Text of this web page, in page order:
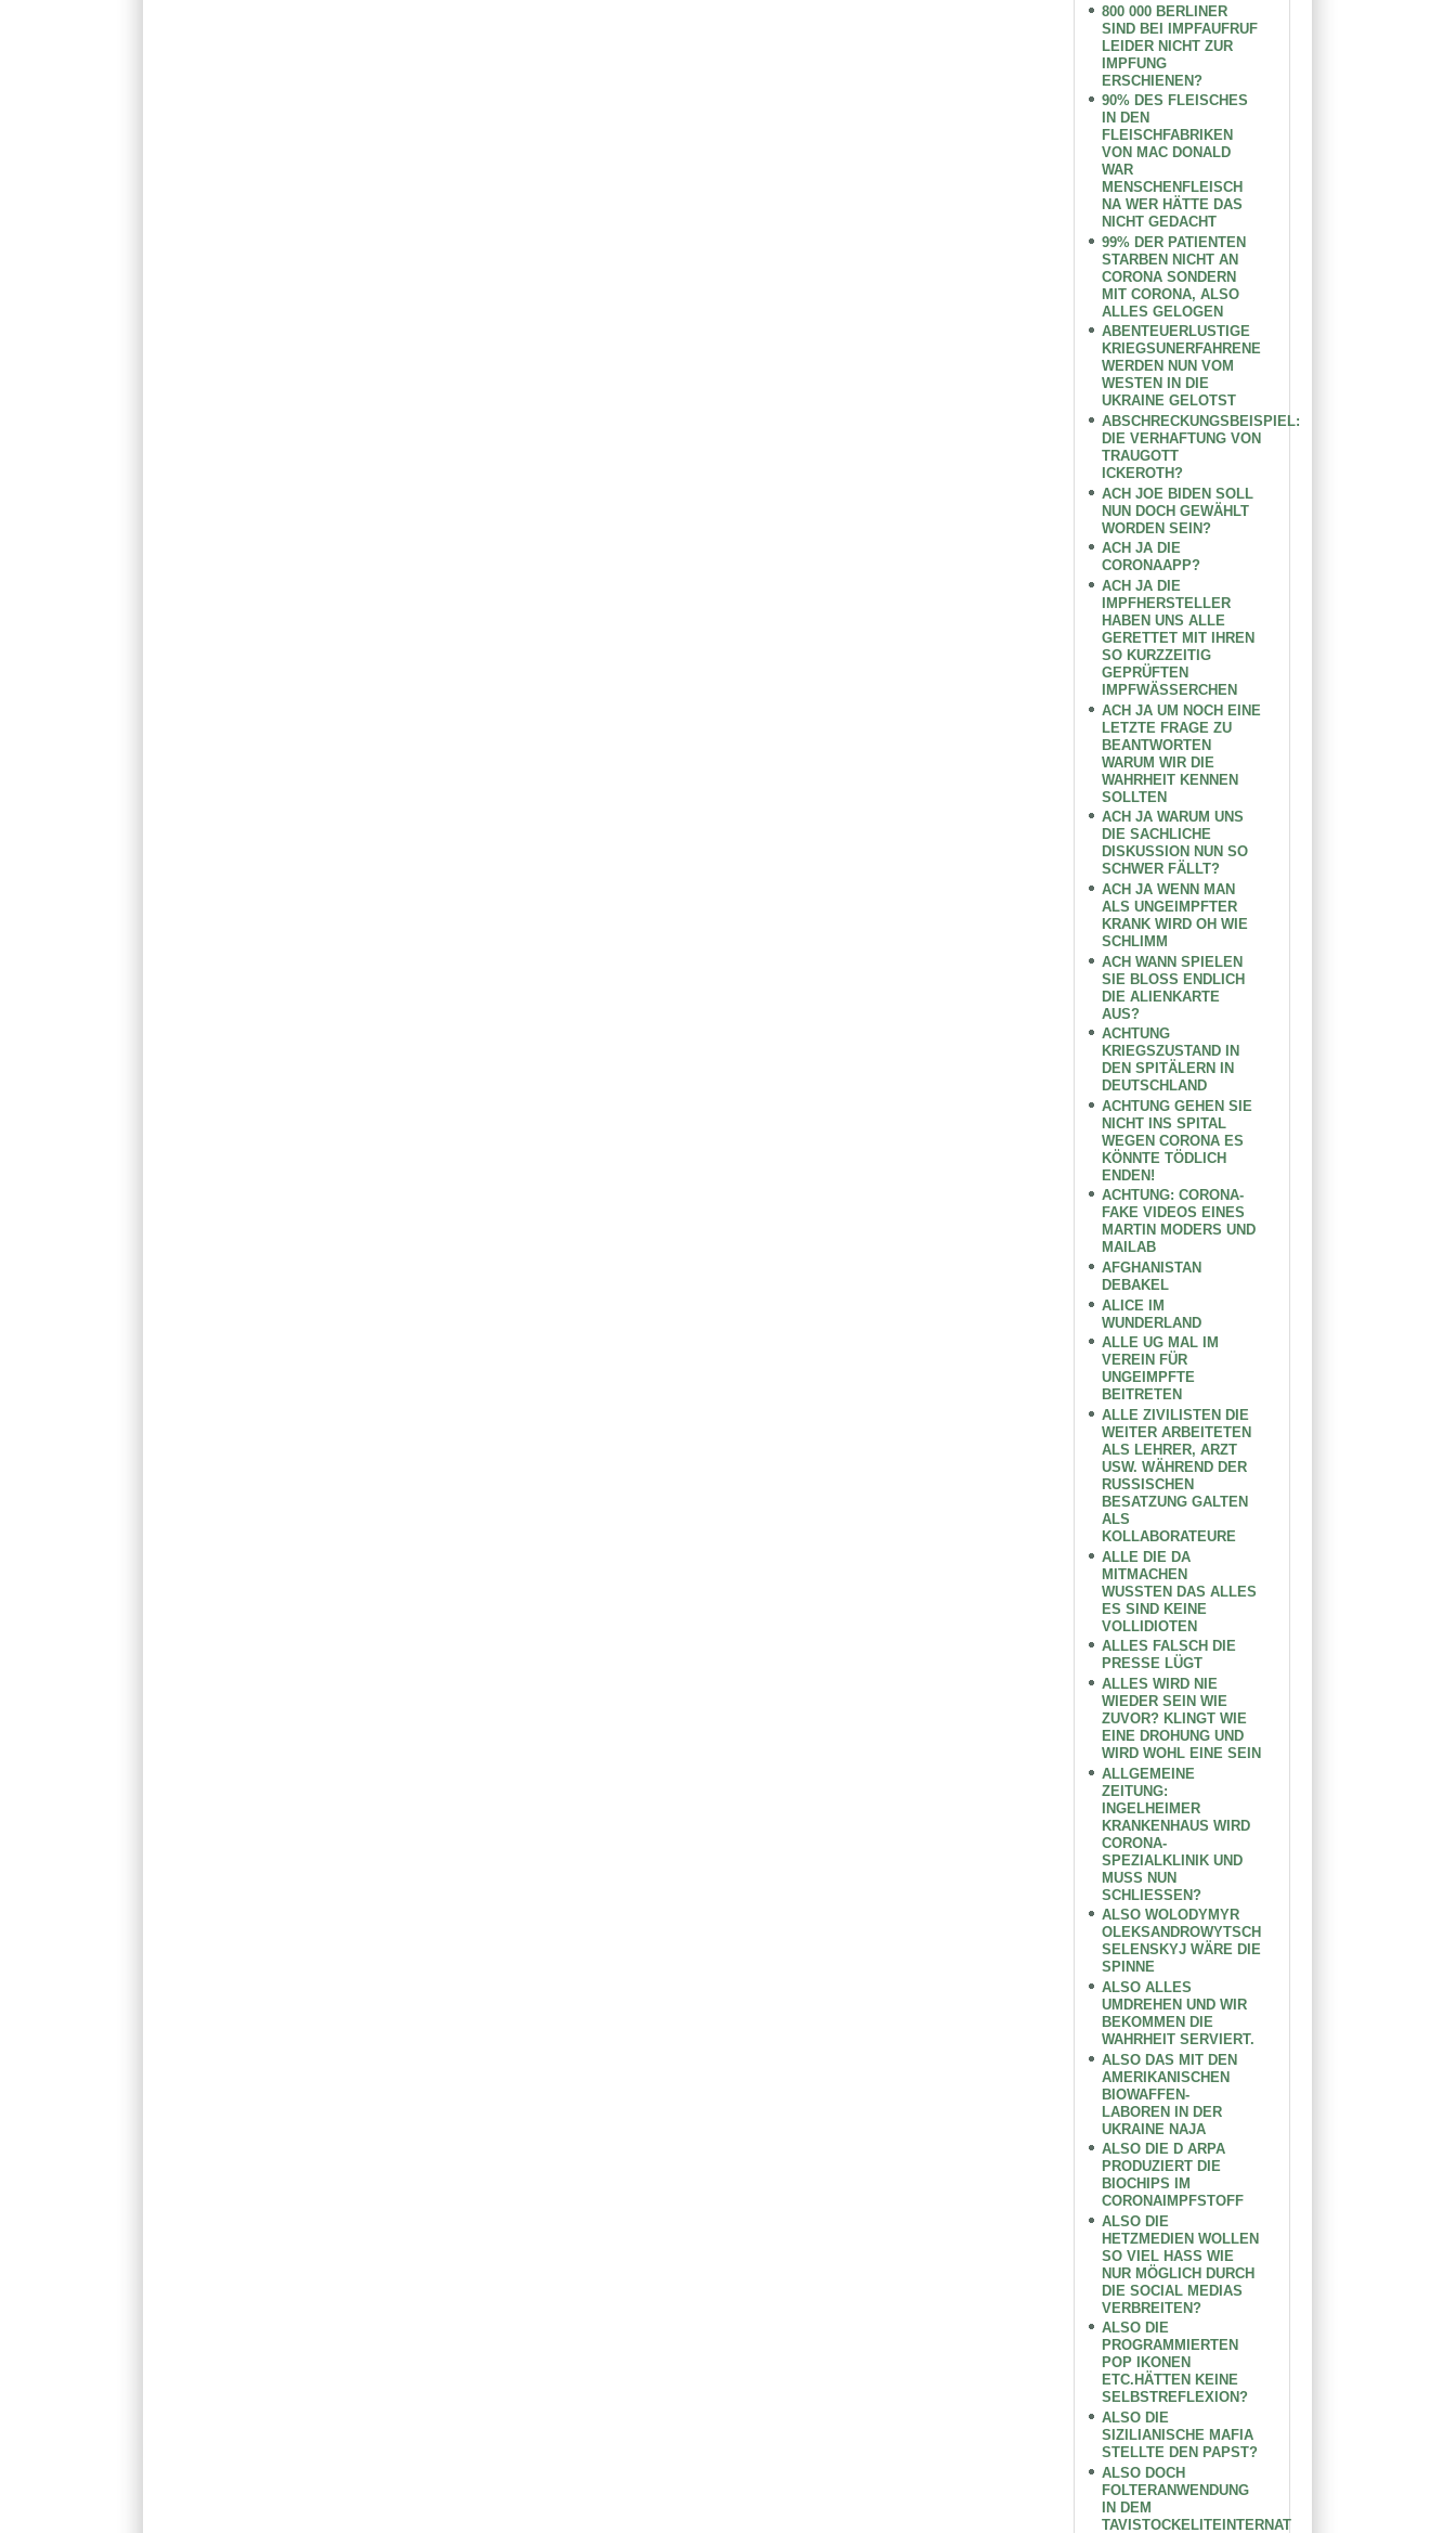
800 000 BERLINER
SIND BEI IMPFAUFRUF
LEIDER NICHT ZUR
IMPFUNG
ERSCHIENEN?
90% DES FLEISCHES
IN DEN
FLEISCHFABRIKEN
VON MAC DONALD
WAR
MENSCHENFLEISCH
NA WER HÄTTE DAS
NICHT GEDACHT
99% DER PATIENTEN
STARBEN NICHT AN
CORONA SONDERN
MIT CORONA, ALSO
ALLES GELOGEN
ABENTEUERLUSTIGE
KRIEGSUNERFAHRENE
WERDEN NUN VOM
WESTEN IN DIE
UKRAINE GELOTST
ABSCHRECKUNGSBEISPIEL:
DIE VERHAFTUNG VON
TRAUGOTT
ICKEROTH?
ACH JOE BIDEN SOLL
NUN DOCH GEWÄHLT
WORDEN SEIN?
ACH JA DIE
CORONAAPP?
ACH JA DIE
IMPFHERSTELLER
HABEN UNS ALLE
GERETTET MIT IHREN
SO KURZZEITIG
GEPRÜFTEN
IMPFWÄSSERCHEN
ACH JA UM NOCH EINE
LETZTE FRAGE ZU
BEANTWORTEN
WARUM WIR DIE
WAHRHEIT KENNEN
SOLLTEN
ACH JA WARUM UNS
DIE SACHLICHE
DISKUSSION NUN SO
SCHWER FÄLLT?
ACH JA WENN MAN
ALS UNGEIMPFTER
KRANK WIRD OH WIE
SCHLIMM
ACH WANN SPIELEN
SIE BLOSS ENDLICH
DIE ALIENKARTE
AUS?
ACHTUNG
KRIEGSZUSTAND IN
DEN SPITÄLERN IN
DEUTSCHLAND
ACHTUNG GEHEN SIE
NICHT INS SPITAL
WEGEN CORONA ES
KÖNNTE TÖDLICH
ENDEN!
ACHTUNG: CORONA-
FAKE VIDEOS EINES
MARTIN MODERS UND
MAILAB
AFGHANISTAN
DEBAKEL
ALICE IM
WUNDERLAND
ALLE UG MAL IM
VEREIN FÜR
UNGEIMPFTE
BEITRETEN
ALLE ZIVILISTEN DIE
WEITER ARBEITETEN
ALS LEHRER, ARZT
USW. WÄHREND DER
RUSSISCHEN
BESATZUNG GALTEN
ALS
KOLLABORATEURE
ALLE DIE DA
MITMACHEN
WUSSTEN DAS ALLES
ES SIND KEINE
VOLLIDIOTEN
ALLES FALSCH DIE
PRESSE LÜGT
ALLES WIRD NIE
WIEDER SEIN WIE
ZUVOR? KLINGT WIE
EINE DROHUNG UND
WIRD WOHL EINE SEIN
ALLGEMEINE
ZEITUNG:
INGELHEIMER
KRANKENHAUS WIRD
CORONA-
SPEZIALKLINIK UND
MUSS NUN
SCHLIESSEN?
ALSO WOLODYMYR
OLEKSANDROWYTSCH
SELENSKYJ WÄRE DIE
SPINNE
ALSO ALLES
UMDREHEN UND WIR
BEKOMMEN DIE
WAHRHEIT SERVIERT.
ALSO DAS MIT DEN
AMERIKANISCHEN
BIOWAFFEN-
LABOREN IN DER
UKRAINE NAJA
ALSO DIE D ARPA
PRODUZIERT DIE
BIOCHIPS IM
CORONAIMPFSTOFF
ALSO DIE
HETZMEDIEN WOLLEN
SO VIEL HASS WIE
NUR MÖGLICH DURCH
DIE SOCIAL MEDIAS
VERBREITEN?
ALSO DIE
PROGRAMMIERTEN
POP IKONEN
ETC.HÄTTEN KEINE
SELBSTREFLEXION?
ALSO DIE
SIZILIANISCHE MAFIA
STELLTE DEN PAPST?
ALSO DOCH
FOLTERANWENDUNG
IN DEM
TAVISTOCKELITEINTERNAT